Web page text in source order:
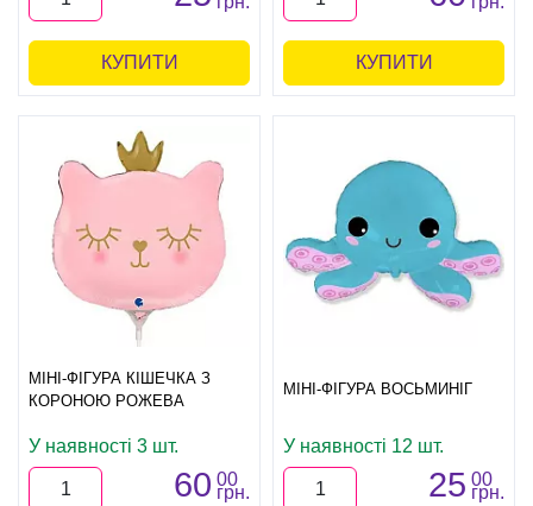
КУПИТИ КУПИТИ
МІНІ-ФІГУРА КІШЕЧКА З
КОРОНОЮ РОЖЕВА
У наявності 3 шт.
60 00
грн.
МІНІ-ФІГУРА ВОСЬМИНІГ
У наявності 12 шт.
25 00
грн.